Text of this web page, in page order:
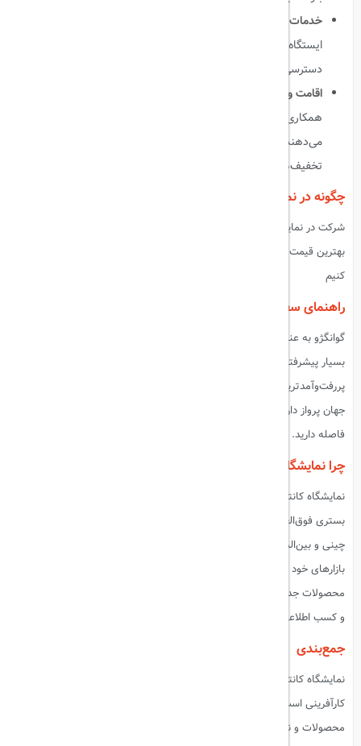
خدمات حمل و نقل رایگان:
ایستگاه‌های قطار به مرکز نمایشگاه منتقل می‌کنند. همچنین امکان
دسترسی آسان به تاکسی و خدمات حمل و نقل آنلاین نیز وجود دارد.
اقامت و هتل‌ها:
همکاری دارند و پکیج‌های ویژه‌ای را برای اقامت بازدیدکنندگان ارائه
می‌دهند. بهتر است از پیش هتل خود را رزرو کنید تا بتوانید از
تخفیف‌های ویژه بهره‌مند شوید.
چگونه در نمایشگاه کانتون ۲۰۲۴ شرکت کنید؟
شرکت در نمایشگاه کانتون آسان است. کافی است با ما تماس بگیرید تا با
بهترین قیمت ها و بهترین هتل ها ، شرایط رفتن به این سفر را برای شما مهیا
کنیم
راهنمای سفر به گوانگژو برای نمایشگاه کانتون
گوانگژو به عنوان یکی از مهم‌ترین شهرهای چین، دارای امکانات حمل و نقل
بسیار پیشرفته و مدرن است. فرودگاه بین‌المللی گوانگژو بایون یکی از
فاصله دارید.
چرا نمایشگاه کانتون برای تجار مهم است؟
نمایشگاه کانتون به‌عنوان یکی از بزرگ‌ترین نمایشگاه‌های تجاری در جهان،
بستری فوق‌العاده برای شرکت‌ها و تجار فراهم می‌کند تا با تأمین‌کنندگان
چینی و بین‌المللی ملاقات کنند، قراردادهای تجاری جدید منعقد کنند و
بازارهای خود را گسترش دهند. این نمایشگاه نه تنها مکانی برای مشاهده
محصولات جدید است، بلکه فرصتی است برای ایجاد روابط طولانی‌مدت تجاری
و کسب اطلاعات ارزشمند درباره روندهای بازار جهانی.
جمع‌بندی
کارآفرینی است که به دنبال گسترش شبکه تجاری خود و آشنایی با جدیدترین
محصولات و نوآوری‌های جهانی است. این نمایشگاه به دلیل تنوع گسترده